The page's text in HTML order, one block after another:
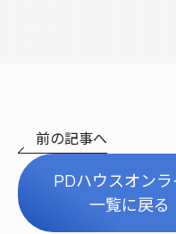
前の記事へ
PDハウスオン
一覧に戻る